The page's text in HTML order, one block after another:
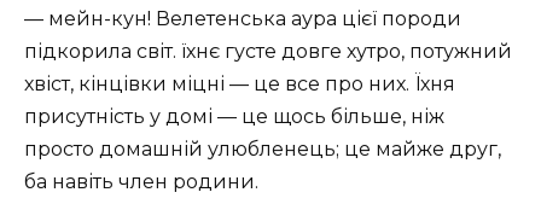
— мейн-кун! Велетенська аура цієї породи
підкорила світ. їхнє густе довге хутро, потужний
хвіст, кінцівки міцні — це все про них. Їхня
присутність у домі — це щось більше, ніж
просто домашній улюбленець; це майже друг,
ба навіть член родини.